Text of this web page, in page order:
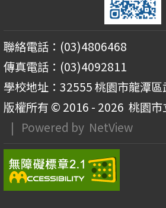
聯絡電話：(03)4806468
傳真電話：(03)4092811
學校地址：32555 桃園市龍潭
版權所有 © 2016 - 2026 桃園市
| Powered by NetView